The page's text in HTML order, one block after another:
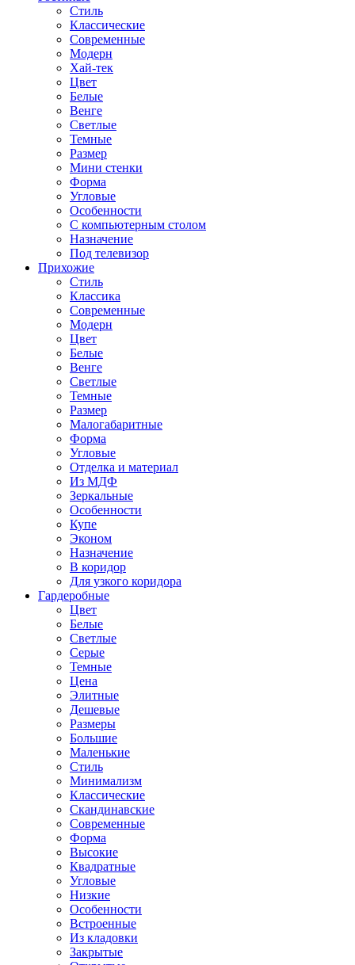
Стиль
Классические
Современные
Модерн
Хай-тек
Цвет
Белые
Венге
Светлые
Темные
Размер
Мини стенки
Форма
Угловые
Особенности
С компьютерным столом
Назначение
Под телевизор
Прихожие
Стиль
Классика
Современные
Модерн
Цвет
Белые
Венге
Светлые
Темные
Размер
Малогабаритные
Форма
Угловые
Отделка и материал
Из МДФ
Зеркальные
Особенности
Купе
Эконом
Назначение
В коридор
Для узкого коридора
Гардеробные
Цвет
Белые
Светлые
Серые
Темные
Цена
Элитные
Дешевые
Размеры
Большие
Маленькие
Стиль
Минимализм
Классические
Скандинавские
Современные
Форма
Высокие
Квадратные
Угловые
Низкие
Особенности
Встроенные
Из кладовки
Закрытые